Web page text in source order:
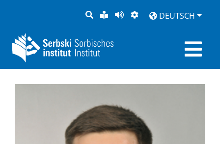
SUCHELEICHTE
SPRACHE
SEITEDARSTELLUNG
DEUTSCH